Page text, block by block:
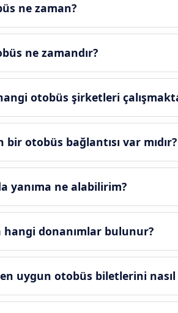
ne zaman?
ne zamandır?
otobüs şirketleri
otobüs bağlantısı var mıdır?
yanıma ne alabilirim?
hangi donanımlar bulunur?
uygun otobüs biletlerini